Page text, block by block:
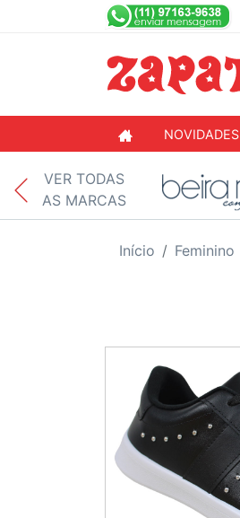
NOVIDADES
VER TODAS
AS MARCAS
Início Feminino